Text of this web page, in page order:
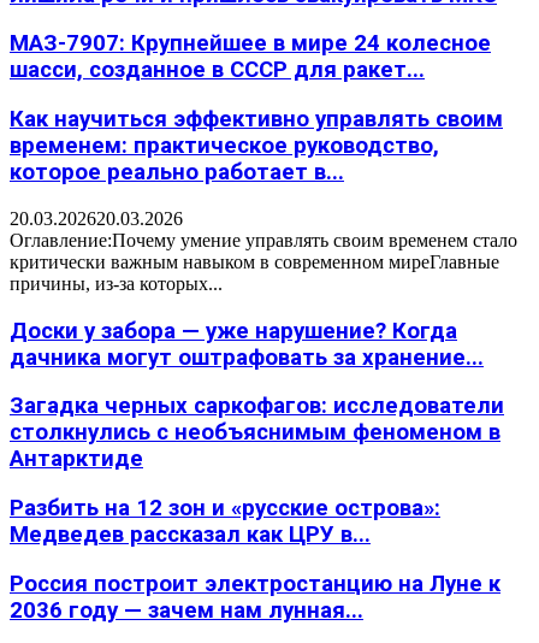
МАЗ-7907: Крупнейшее в мире 24 колесное
шасси, созданное в СССР для ракет...
Как научиться эффективно управлять своим
временем: практическое руководство,
которое реально работает в...
20.03.202620.03.2026
Оглавление:Почему умение управлять своим временем стало
критически важным навыком в современном миреГлавные
причины, из-за которых...
Доски у забора — уже нарушение? Когда
дачника могут оштрафовать за хранение...
Загадка черных саркофагов: исследователи
столкнулись с необъяснимым феноменом в
Антарктиде
Разбить на 12 зон и «русские острова»:
Медведев рассказал как ЦРУ в...
Россия построит электростанцию на Луне к
2036 году — зачем нам лунная...